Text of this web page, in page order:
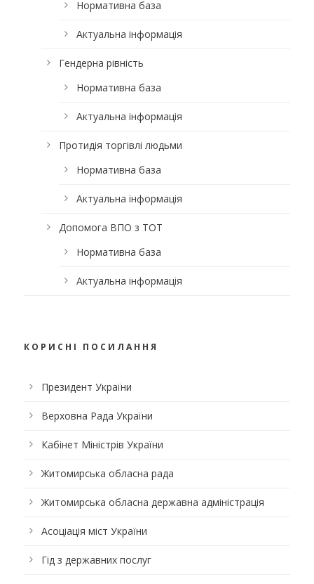
Нормативна база
Актуальна інформація
Гендерна рівність
Нормативна база
Актуальна інформація
Протидія торгівлі людьми
Нормативна база
Актуальна інформація
Допомога ВПО з ТОТ
Нормативна база
Актуальна інформація
КОРИСНІ ПОСИЛАННЯ
Президент України
Верховна Рада України
Кабінет Міністрів України
Житомирська обласна рада
Житомирська обласна державна адміністрація
Асоціація міст України
Гід з державних послуг